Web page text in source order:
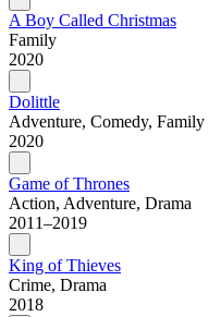
A Boy Called Christmas
Family
2020
Dolittle
Adventure, Comedy, Family
2020
Game of Thrones
Action, Adventure, Drama
2011–2019
King of Thieves
Crime, Drama
2018